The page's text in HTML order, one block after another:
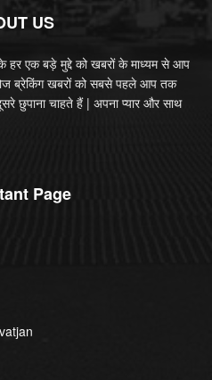
US
हर एक बड़े मुद्दे को खबरों के माध्यम से आप
ब्रेकिंग खबरों को सबसे पहले आप तक
छुपाना चाहते हैं | अपना प्यार और साथ
Page